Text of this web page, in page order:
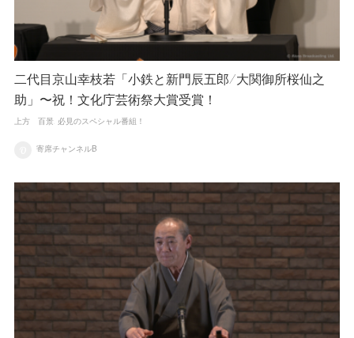
二代目京山幸枝若「小鉄と新門辰五郎/大関御所桜仙之
助」〜祝！文化庁芸術祭大賞受賞！
上方 百景 必見のスペシャル番組！
寄席チャンネルB